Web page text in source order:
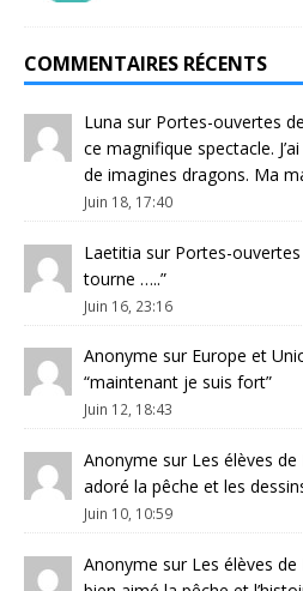
COMMENTAIRES RÉCENTS
Luna sur Portes-ouvertes
ce magnifique spectacle.
de imagines dragons. Ma
Juin 18, 17:40
Laetitia sur Portes-
tourne …..”
Juin 16, 23:16
Anonyme sur Europe et
“maintenant je suis fort”
Juin 12, 18:43
Anonyme sur Les élèves de
adoré la pêche et les
Juin 10, 10:59
Anonyme sur Les élèves de